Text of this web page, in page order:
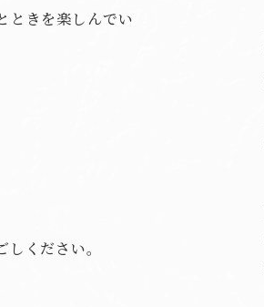
ときを楽しんでい
ください。